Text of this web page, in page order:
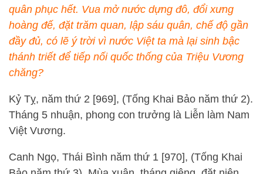
quân phục hết. Vua mở nước dựng đô, đổi xưng
hoàng đế, đặt trăm quan, lập sáu quân, chế độ gần
đầy đủ, có lẽ ý trời vì nước Việt ta mà lại sinh bậc
thánh triết để tiếp nối quốc thống của Triệu Vương
chăng?
Kỷ Tỵ, năm thứ 2 [969], (Tống Khai Bảo năm thứ 2).
Tháng 5 nhuận, phong con trưởng là Liễn làm Nam
Việt Vương.
Canh Ngọ, Thái Bình năm thứ 1 [970], (Tống Khai